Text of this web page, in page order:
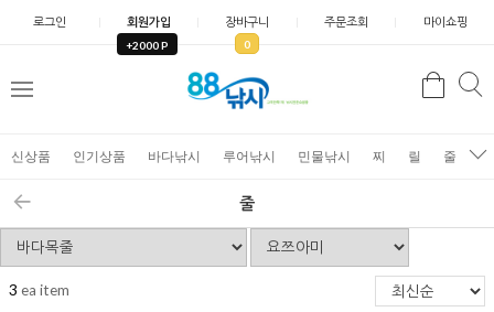
로그인 회원가입
+2000 P
장바구니
0
주문조회 마이쇼핑
검
신상품 인기상품 바다낚시 루어낚시 민물낚시 찌 릴 줄
줄
3 ea item